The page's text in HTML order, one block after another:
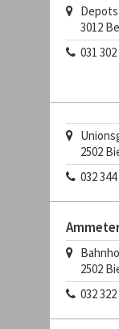
3012
031 302
2502
032 344
2502
032 322